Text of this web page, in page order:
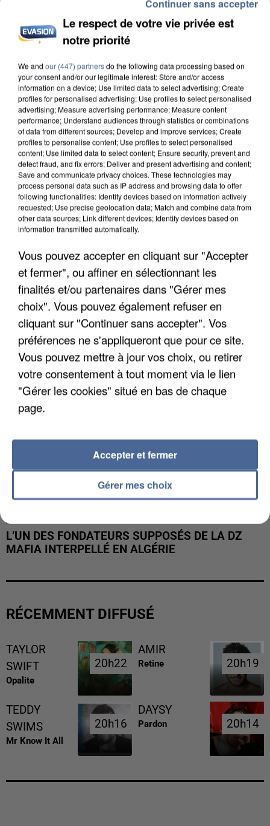
INCENDIES : L’ÎLE-DE-FRANCE LANCE UN ÉLAN
DE SOLIDARITÉ AVEC LES...
APRÈS TOUTES CES CANICULES, LES REFUGES
DE FAUNE SAUVAGE SONT...
L’UN DES FONDATEURS SUPPOSÉS DE LA DZ
MAFIA INTERPELLÉ EN ALGÉRIE
RÉCEMMENT DIFFUSÉ
TAYLOR
SWIFT
Opalite
20h22
20h22
AMIR
Retine 20h19
20h19
TEDDY
SWIMS
Mr Know It All
20h16
20h16
DAYSY
Pardon 20h14
20h14
Le respect de votre vie privée est
notre priorité
We and our (447) partnersdo the following data processing based on
your consent and/or our legitimate interest: Store and/or access
information on a device; Use limited data to select advertising; Create
profiles for personalised advertising; Use profiles to select personalised
advertising; Measure advertising performance; Measure content
performance; Understand audiences through statistics or combinations
of data from different sources; Develop and improve services; Create
profiles to personalise content; Use profiles to select personalised
content; Use limited data to select content; Ensure security, prevent and
detect fraud, and fix errors; Deliver and present advertising and content;
Save and communicate privacy choices. These technologies may
process personal data such as IP address and browsing data to offer
following functionalities: Identify devices based on information actively
requested; Use precise geolocation data; Match and combine data from
other data sources; Link different devices; Identify devices based on
information transmitted automatically.
Vous pouvez accepter en cliquant sur "Accepter
et fermer", ou affiner en sélectionnant les
finalités et/ou partenaires dans "Gérer mes
choix". Vous pouvez également refuser en
cliquant sur "Continuer sans accepter". Vos
préférences ne s'appliqueront que pour ce site.
Vous pouvez mettre à jour vos choix, ou retirer
votre consentement à tout moment via le lien
"Gérer les cookies" situé en bas de chaque
page.
Gérer mes choix
Accepter et fermer
Continuer sans accepter